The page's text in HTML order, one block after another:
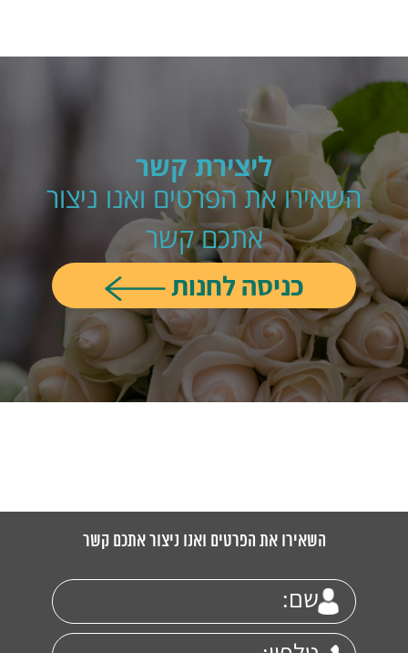
ליצירת קשר
השאירו את הפרטים ואנו ניצור
אתכם קשר
כניסה לחנות
השאירו את הפרטים ואנו ניצור אתכם קשר